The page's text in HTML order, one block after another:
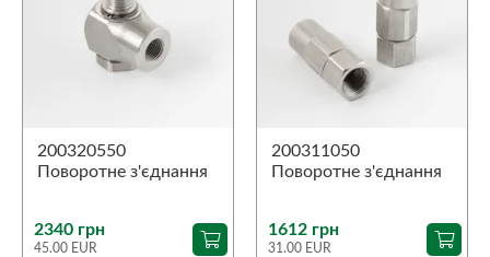
200320550
Поворотне з'єднання
2340 грн
45.00 EUR
200311050
Поворотне з'єднання
1612 грн
31.00 EUR